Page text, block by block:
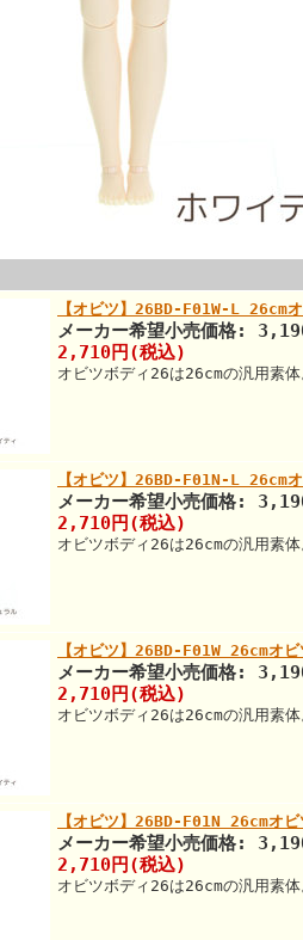
【オビツ】26BD-F01W-L 26cm
メーカー希望小売価格:
2,710円(税込)
オビツボディ26は26cmの汎用素体
【オビツ】26BD-F01N-L 26cm
メーカー希望小売価格:
2,710円(税込)
オビツボディ26は26cmの汎用素体
【オビツ】26BD-F01W 26cmオ
メーカー希望小売価格:
2,710円(税込)
オビツボディ26は26cmの汎用素体
【オビツ】26BD-F01N 26cmオ
メーカー希望小売価格:
2,710円(税込)
オビツボディ26は26cmの汎用素体